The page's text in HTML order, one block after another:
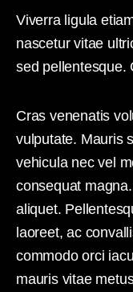
Viverra ligula
nascetur vitae
sed pellentesque.
Cras venenatis
vulputate. Mauris
vehicula nec vel
consequat
aliquet.
laoreet, ac
commodo orci
mauris vitae